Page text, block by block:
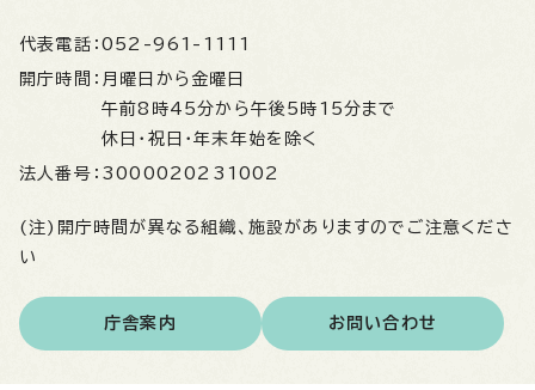
代表電話： 052-961-1111
開庁時間： 月曜日から金曜日
午前8時45分から午後5時15分まで
休日・祝日・年末年始を除く
法人番号： 3000020231002
(注)開庁時間が異なる組織、施設がありますのでご注意くださ
い
庁舎案内 お問い合わせ